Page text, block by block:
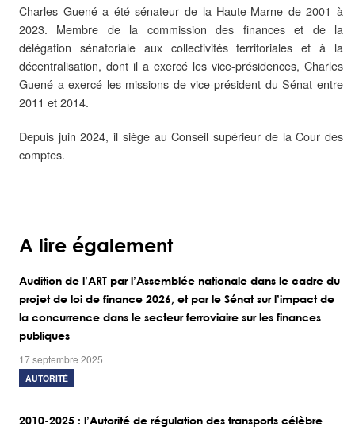
Charles Guené a été sénateur de la Haute-Marne de 2001 à
2023. Membre de la commission des finances et de la
délégation sénatoriale aux collectivités territoriales et à la
décentralisation, dont il a exercé les vice-présidences, Charles
Guené a exercé les missions de vice-président du Sénat entre
2011 et 2014.
Depuis juin 2024, il siège au Conseil supérieur de la Cour des
comptes.
A lire également
Audition de l’ART par l’Assemblée nationale dans le cadre du
projet de loi de finance 2026, et par le Sénat sur l’impact de
la concurrence dans le secteur ferroviaire sur les finances
publiques
17 septembre 2025
AUTORITÉ
2010-2025 : l’Autorité de régulation des transports célèbre